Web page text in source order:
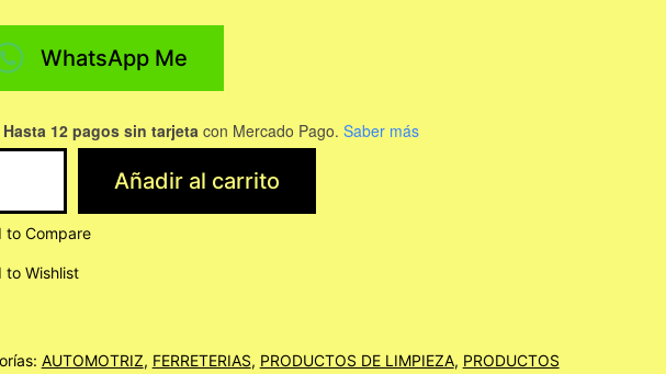
WhatsApp Me
Hasta 12 pagos sin tarjeta con Mercado Pago. Saber más
Añadir al carrito
to Compare
to Wishlist
AUTOMOTRIZ, FERRETERIAS, PRODUCTOS DE LIMPIEZA, PRODUCTOS